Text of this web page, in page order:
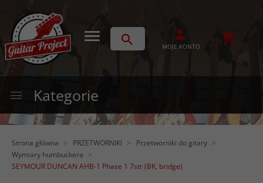
MOJE KONTO
Kategorie
Strona główna PRZETWORNIKI
Przetworniki do gitary
Wymiary humbuckera
SEYMOUR DUNCAN AHB-1 Phase 1 7str (BK, bridge)